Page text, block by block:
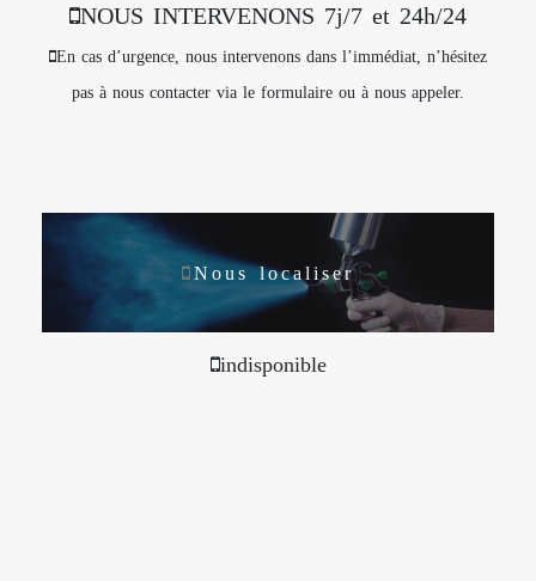
NOUS INTERVENONS 7j/7 et 24h/24
En cas d’urgence, nous intervenons dans l’immédiat, n’hésitez
pas à nous contacter via le formulaire ou à nous appeler.
Nous localiser
indisponible